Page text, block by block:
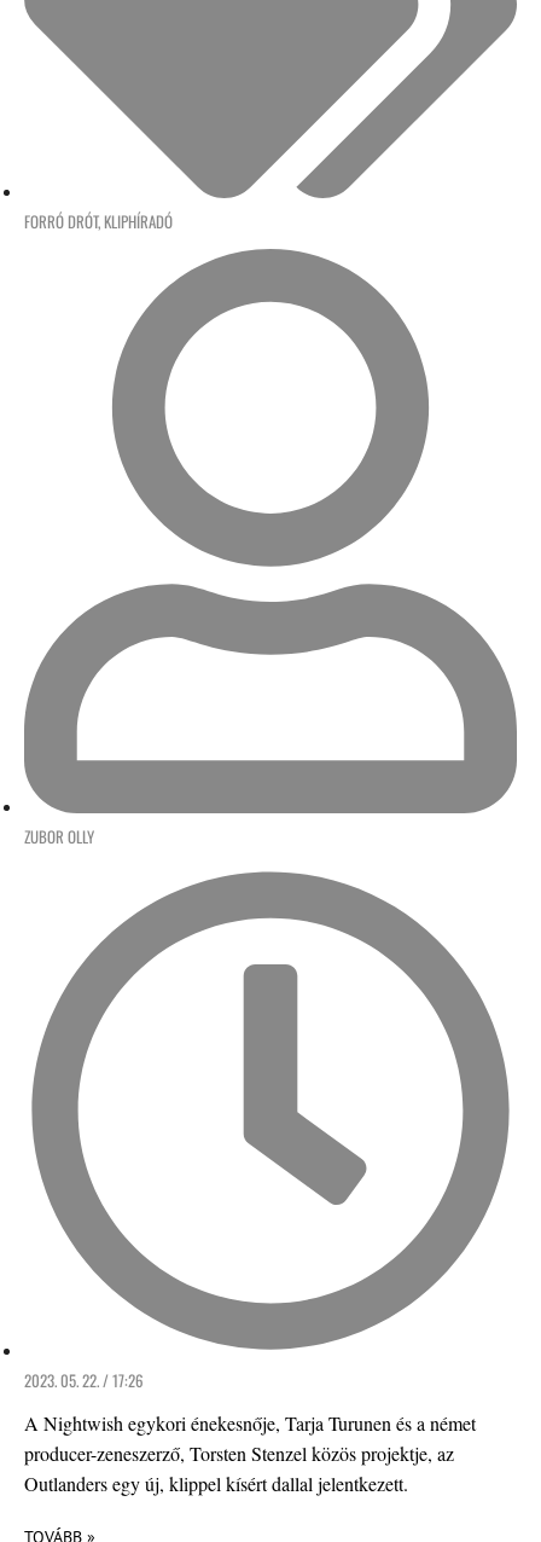
FORRÓ DRÓT, KLIPHÍRADÓ
ZUBOR OLLY
2023. 05. 22. / 17:26
A Nightwish egykori énekesnője, Tarja Turunen és a német
producer-zeneszerző, Torsten Stenzel közös projektje, az
Outlanders egy új, klippel kísért dallal jelentkezett.
TOVÁBB »